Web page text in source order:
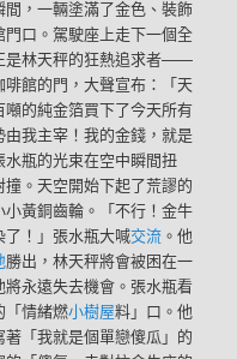
，一輛塗滿了金色、裝飾
口。駕駛座上走下一個全
是林天秤的狂熱追求者——
館的門，大聲宣布：「天
的純金箔買下了今天所有
我主宰！我的金錢，就是
瓶的光束在空中瞬間扭
。天空開始下起了荒謬的
黃銅齒輪。「不行！金牛
！」張水瓶大喊交流 。他
勝出，林天秤將會被困在一
永遠失去機會。張水瓶看
「情緒燃小樹屋料」口。他
「我就是個單戀傻瓜」的